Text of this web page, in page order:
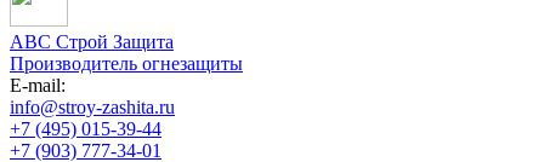
АВС Строй Защита
Производитель огнезащиты
E-mail:
info@stroy-zashita.ru
+7 (495) 015-39-44
+7 (903) 777-34-01